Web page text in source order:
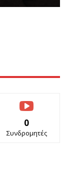
0
Συνδρομητές